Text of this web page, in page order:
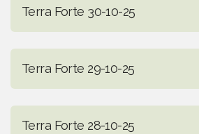
Terra Forte 30-10-25
Terra Forte 29-10-25
Terra Forte 28-10-25